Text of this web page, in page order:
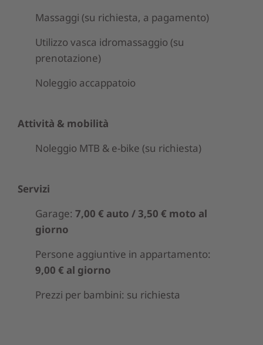
Massaggi (su richiesta, a pagamento)
Utilizzo vasca idromassaggio (su
prenotazione)
Noleggio accappatoio
Attività & mobilità
Noleggio MTB & e-bike (su richiesta)
Servizi
Garage: 7,00 € auto / 3,50 € moto al
giorno
Persone aggiuntive in appartamento:
9,00 € al giorno
Prezzi per bambini: su richiesta